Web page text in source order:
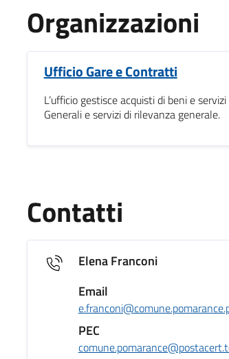
Organizzazioni
Ufficio Gare e Contratti
L’ufficio gestisce acquisti di beni e
Generali e servizi di rilevanza generale.
Contatti
Elena Franconi
Email
PEC